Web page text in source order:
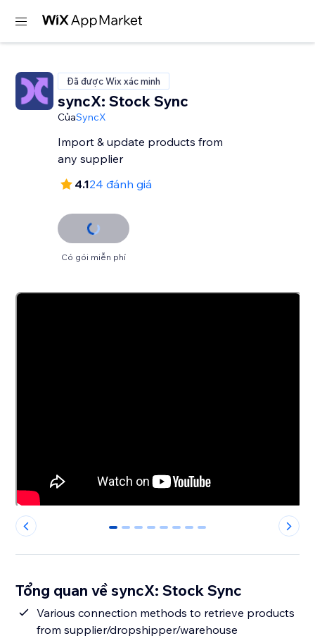
Đã được Wix xác minh
syncX: Stock Sync
CủaSyncX
Import & update products from
any supplier
4.124 đánh giá
Có gói miễn phí
0 1 2 3 4 5 6 7
Tổng quan về syncX: Stock Sync
Various connection methods to retrieve products
from supplier/dropshipper/warehouse